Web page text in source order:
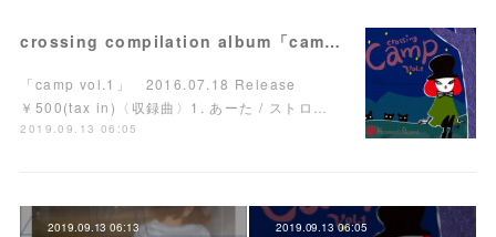
crossing compilation album「camp vol.1」
「camp vol.1」 2016.07.18 Release
￥500(tax in)〈収録曲〉1. あーた / ストロ…
2019.09.13 06:05
2019.09.13 06:13 2019.09.13 06:05